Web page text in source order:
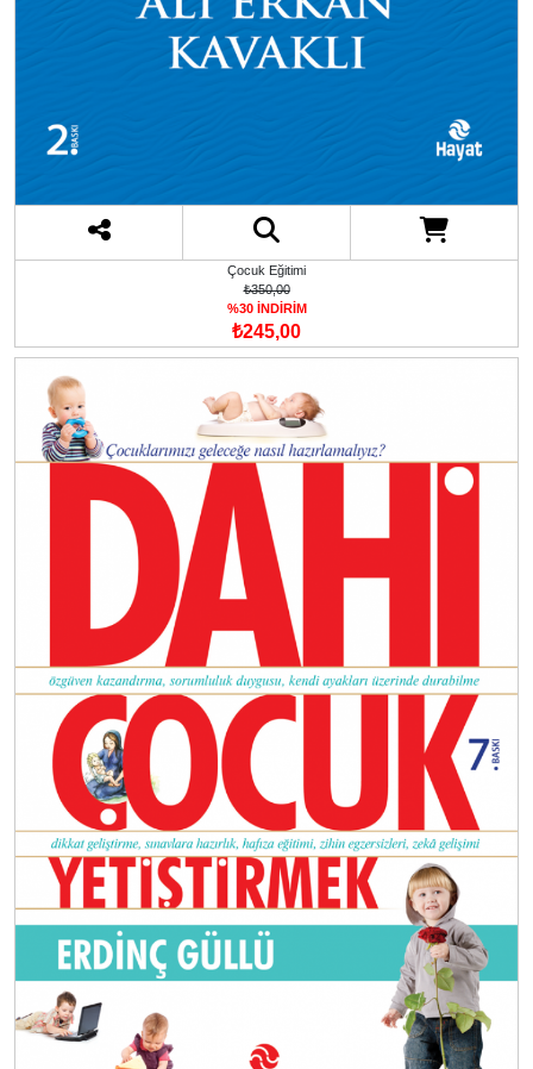
Çocuk Eğitimi
₺350,00
%30 İNDİRİM
₺245,00